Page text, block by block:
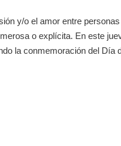
y/o el amor entre
o explícita. En este
la conmemoración del